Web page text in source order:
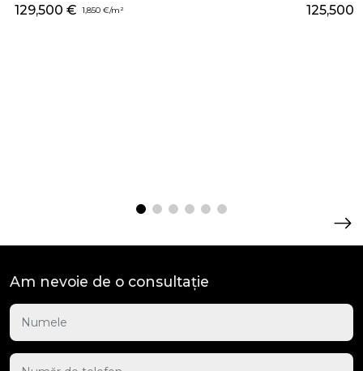
129,500 € 1,850 €/m² 125,500
Am nevoie de o consultație